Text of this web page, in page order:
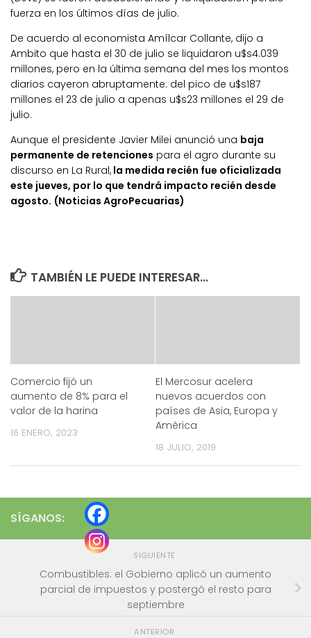
fuerza en los últimos días de julio.
De acuerdo al economista Amílcar Collante, dijo a
Ambito que hasta el 30 de julio se liquidaron u$s4.039
millones, pero en la última semana del mes los montos
diarios cayeron abruptamente: del pico de u$s187
millones el 23 de julio a apenas u$s23 millones el 29 de
julio.
Aunque el presidente Javier Milei anunció una baja
permanente de retenciones para el agro durante su
discurso en La Rural, la medida recién fue oficializada
este jueves, por lo que tendrá impacto recién desde
agosto. (Noticias AgroPecuarias)
TAMBIÉN LE PUEDE INTERESAR...
Comercio fijó un
aumento de 8% para el
valor de la harina
16 ENERO, 2023
El Mercosur acelera
nuevos acuerdos con
países de Asia, Europa y
América
18 JULIO, 2019
SÍGANOS:
SIGUIENTE
Combustibles: el Gobierno aplicó un aumento
parcial de impuestos y postergó el resto para
septiembre
ANTERIOR